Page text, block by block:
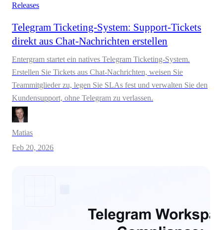
Releases
Telegram Ticketing-System: Support-Tickets
direkt aus Chat-Nachrichten erstellen
Entergram startet ein natives Telegram Ticketing-System.
Erstellen Sie Tickets aus Chat-Nachrichten, weisen Sie
Teammitglieder zu, legen Sie SLAs fest und verwalten Sie den
Kundensupport, ohne Telegram zu verlassen.
Matias
Feb 20, 2026